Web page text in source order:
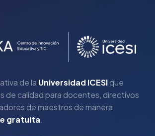
de la Universidad ICESIque
de calidad para docentes, directivos
de maestros de manera
gratuita.